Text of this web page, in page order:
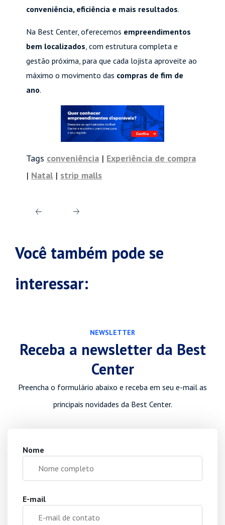
conveniência, eficiência e mais resultados.
Na Best Center, oferecemos empreendimentos
bem localizados , com estrutura completa e
gestão próxima, para que cada lojista aproveite ao
máximo o movimento das compras de fim de
ano.
Tags conveniência | Experiência de compra
| Natal | strip malls
post
anterior
Você também pode se
interessar:
NEWSLETTER
Receba a newsletter da Best
Center
Preencha o formulário abaixo e receba em seu e-mail as
principais novidades da Best Center.
Nome
E-mail